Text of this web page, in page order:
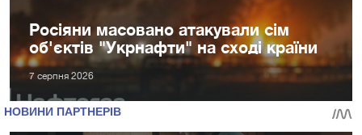
Росіяни масовано атакували сім
об'єктів "Укрнафти" на сході країни
7 серпня 2026